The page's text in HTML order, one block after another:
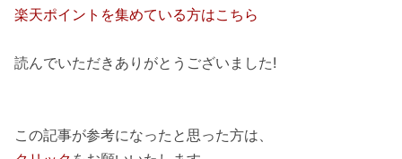
楽天ポイントを集めている方はこちら
読んでいただきありがとうございました!
この記事が参考になったと思った方は、